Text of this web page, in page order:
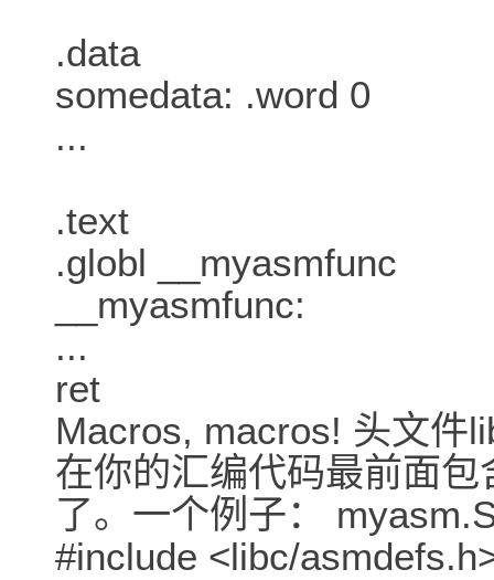
.data
somedata: .word 0
...
.text
.globl __myasmfunc
__myasmfunc:
...
ret
Macros, macros! 头文件
在你的汇编代码最前面
了。一个例子：
#include <libc/